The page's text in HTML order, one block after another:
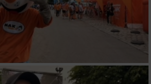
Standortdaten
aktiv angeforderten